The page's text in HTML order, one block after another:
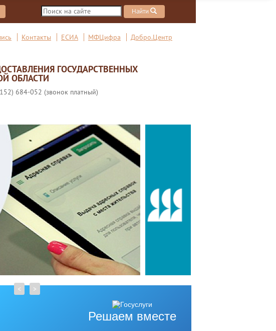
Найти
Контакты ЕСИА МФЦифра Добро.Центр
ГОСУДАРСТВЕННЫХ
ОБЛАСТИ
684-052 (звонок платный)
< >
Решаем вместе